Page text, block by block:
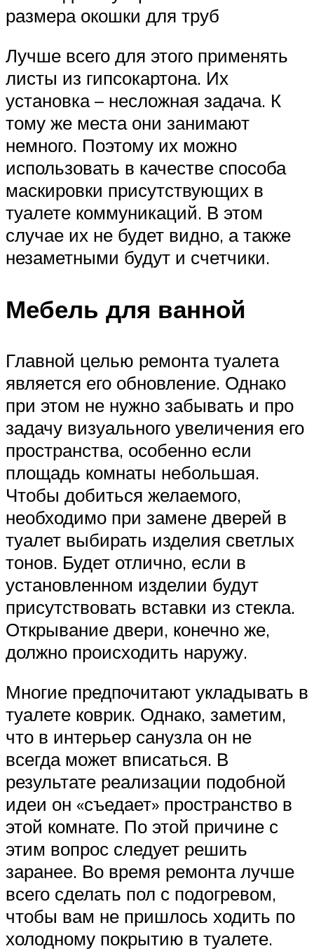
размера окошки для труб
Лучше всего для этого применять
листы из гипсокартона. Их
установка – несложная задача. К
тому же места они занимают
немного. Поэтому их можно
использовать в качестве способа
маскировки присутствующих в
туалете коммуникаций. В этом
случае их не будет видно, а также
незаметными будут и счетчики.
Мебель для ванной
Главной целью ремонта туалета
является его обновление. Однако
при этом не нужно забывать и про
задачу визуального увеличения его
пространства, особенно если
площадь комнаты небольшая.
Чтобы добиться желаемого,
необходимо при замене дверей в
туалет выбирать изделия светлых
тонов. Будет отлично, если в
установленном изделии будут
присутствовать вставки из стекла.
Открывание двери, конечно же,
должно происходить наружу.
Многие предпочитают укладывать в
туалете коврик. Однако, заметим,
что в интерьер санузла он не
всегда может вписаться. В
результате реализации подобной
идеи он «съедает» пространство в
этой комнате. По этой причине с
этим вопрос следует решить
заранее. Во время ремонта лучше
всего сделать пол с подогревом,
чтобы вам не пришлось ходить по
холодному покрытию в туалете.